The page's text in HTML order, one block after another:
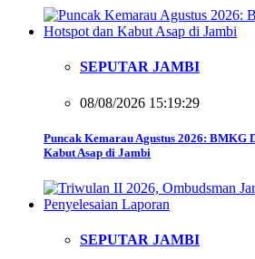
SEPUTAR JAMBI
08/08/2026 15:19:29
Puncak Kemarau Agustus 2026: BMKG
Kabut Asap di Jambi
SEPUTAR JAMBI